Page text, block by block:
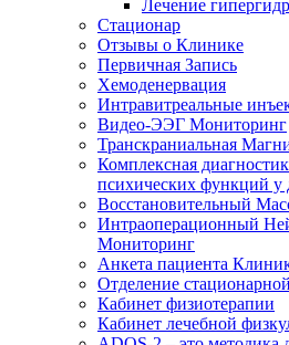
Лечение
Стационар
Отзывы о Клинике
Первичная Запись
Хемоденервация
Интравитреальные
Видео-ЭЭГ Мониторинг
Транскраниальная
Комплексная
психических функций у
Восстановительный
Интраоперационный
Мониторинг
Анкета пациента
Отделение
Кабинет физиотерапии
Кабинет лечебной